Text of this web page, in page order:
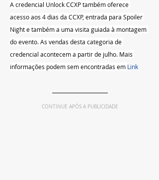
A credencial Unlock CCXP também oferece
acesso aos 4 dias da CCXP, entrada para Spoiler
Night e também a uma visita guiada à montagem
do evento. As vendas desta categoria de
credencial acontecem a partir de julho. Mais
informações podem sem encontradas em Link
CONTINUE APÓS A PUBLICIDADE